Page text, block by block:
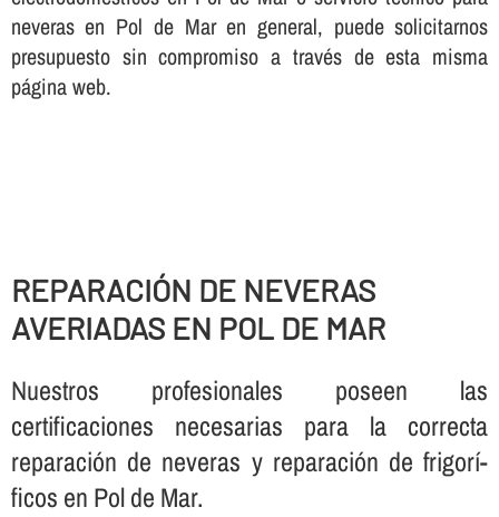
neveras en Pol de Mar en general, puede solicitarnos
presupuesto sin compromiso a través de esta misma
página web.
REPARACIÓN DE NEVERAS
AVERIADAS EN POL DE MAR
Nuestros profesionales poseen las
certificaciones necesarias para la correcta
reparación de neveras y reparación de frigorí­
ficos en Pol de Mar.